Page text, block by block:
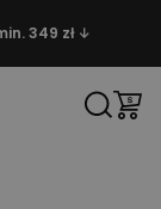
349 zł ↓